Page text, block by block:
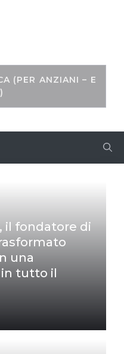
(PER ANZIANI – E
il fondatore di
una
tutto il